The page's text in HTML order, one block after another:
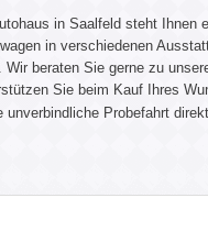
in Saalfeld steht Ihnen
in verschiedenen
Wir beraten Sie gerne zu
Sie beim Kauf Ihres
unverbindliche Probefahrt direkt